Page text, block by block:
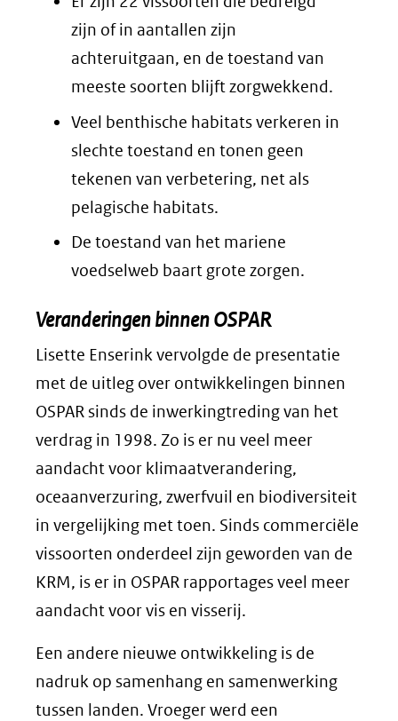
zijn of in aantallen zijn
achteruitgaan, en de toestand van
meeste soorten blijft zorgwekkend.
Veel benthische habitats verkeren in
slechte toestand en tonen geen
tekenen van verbetering, net als
pelagische habitats.
De toestand van het mariene
voedselweb baart grote zorgen.
Veranderingen binnen OSPAR
Lisette Enserink vervolgde de presentatie
met de uitleg over ontwikkelingen binnen
OSPAR sinds de inwerkingtreding van het
verdrag in 1998. Zo is er nu veel meer
aandacht voor klimaatverandering,
oceaanverzuring, zwerfvuil en biodiversiteit
in vergelijking met toen. Sinds commerciële
vissoorten onderdeel zijn geworden van de
KRM, is er in OSPAR rapportages veel meer
aandacht voor vis en visserij.
Een andere nieuwe ontwikkeling is de
nadruk op samenhang en samenwerking
tussen landen. Vroeger werd een